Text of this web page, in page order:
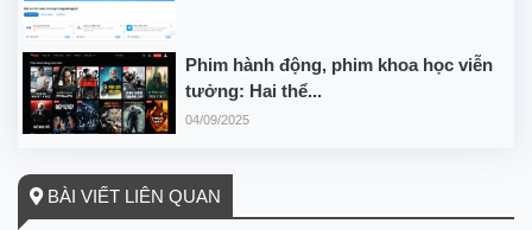
Phim hành động, phim khoa học viễn
tưởng: Hai thể...
04/09/2025
BÀI VIẾT LIÊN QUAN